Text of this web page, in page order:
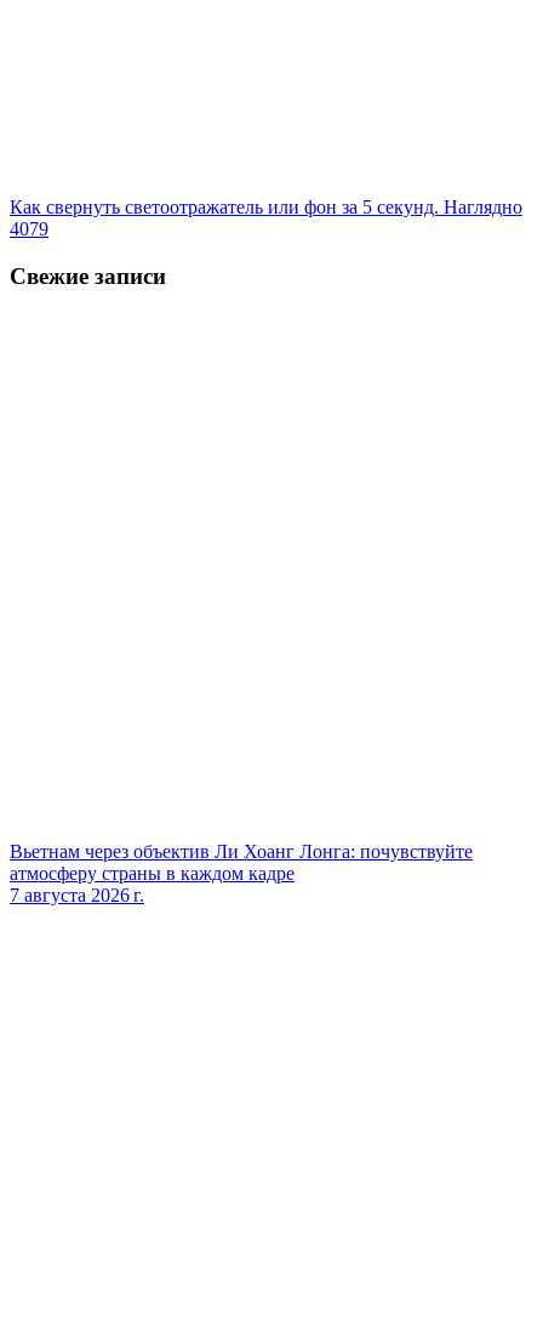
Как свернуть светоотражатель или фон за 5 секунд. Наглядно
4079
Свежие записи
Вьетнам через объектив Ли Хоанг Лонга: почувствуйте
атмосферу страны в каждом кадре
7 августа 2026 г.